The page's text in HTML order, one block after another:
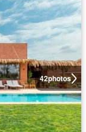
42photos